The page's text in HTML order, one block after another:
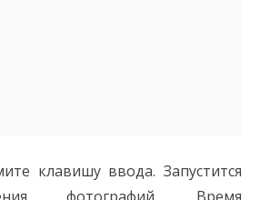
клавишу ввода. Запустится